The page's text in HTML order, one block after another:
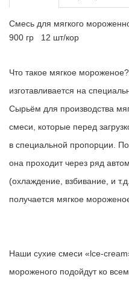
Смесь для мягкого
900 гр 12 шт/кор
Что такое мягкое мороженое?
изготавливается на
Сырьём для производства
смеси, которые перед
в специальной пропорции.
она проходит через ряд
(охлаждение, взбивание, и
получается мягкое
Наши сухие смеси «lce-
мороженого подойдут ко